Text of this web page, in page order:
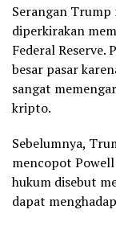
Serangan Trump
diperkirakan
Federal
besar pasar
sangat
kripto.
Sebelumnya,
mencopot
hukum disebut
dapat